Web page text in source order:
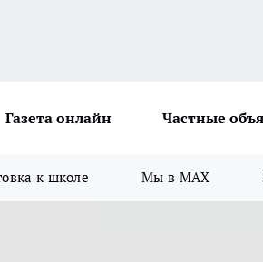
Газета онлайн Частные
к школе Мы в MAX